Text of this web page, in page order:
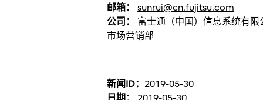
邮箱：
sunrui@cn.fujitsu.com
公司：
富士通（中国）信息系统有限
市场营销部
新闻ID： 2019-05-30